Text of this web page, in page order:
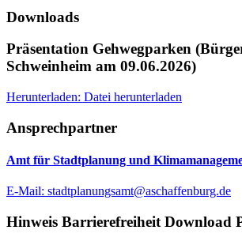
Downloads
Präsentation Gehwegparken
Schweinheim am 09.06.2026)
Herunterladen: Datei herunterladen
Ansprechpartner
Amt für Stadtplanung und
E-Mail: stadtplanungsamt@aschaffenburg.de
Hinweis Barrierefreiheit Download